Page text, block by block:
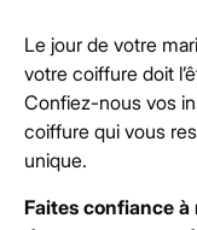
Le jour de votre
votre coiffure doit
Confiez-nous vos
coiffure qui vous
unique.
Faites confiance